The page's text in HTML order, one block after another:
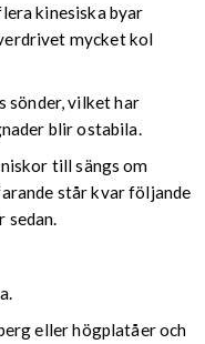
kinesiska byar
mycket kol
sönder, vilket har
blir ostabila.
till sängs om
står kvar följande
sedan.
eller högplatåer och